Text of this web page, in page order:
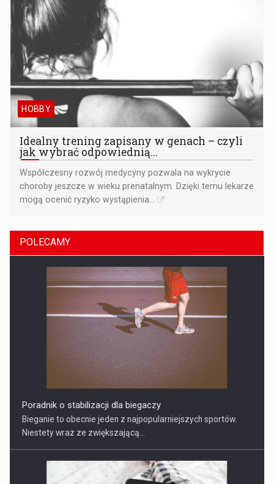
HOBBY
Idealny trening zapisany w genach – czyli
jak wybrać odpowiednią...
Współczesny rozwój medycyny pozwala na wykrycie
choroby jeszcze w wieku prenatalnym. Dzięki temu lekarze
mogą ocenić ryzyko wystąpienia...
POLECAMY
Poradnik o stabilizacji dla biegaczy
Bieganie to obecnie jeden z najpopularniejszych sportów.
Niestety wraz ze zwiększającą...